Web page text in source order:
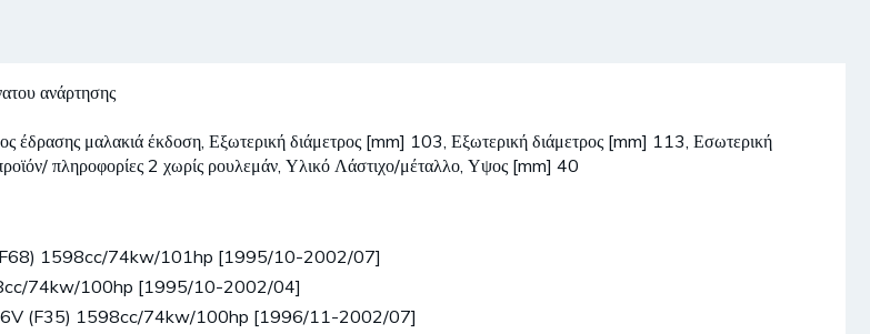
ανάρτησης
έδρασης μαλακιά έκδοση, Εξωτερική διάμετρος [mm] 103, Εξωτερική διάμετρος [mm] 113, Εσωτερική
πληροφορίες 2 χωρίς ρουλεμάν, Υλικό Λάστιχο/μέταλλο, Υψος [mm] 40
1598cc/74kw/101hp [1995/10-2002/07]
74kw/100hp [1995/10-2002/04]
(F35) 1598cc/74kw/100hp [1996/11-2002/07]